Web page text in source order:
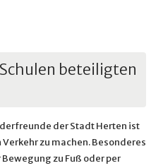
beteiligten
der Stadt Herten ist
zu machen. Besonderes
zu Fuß oder per